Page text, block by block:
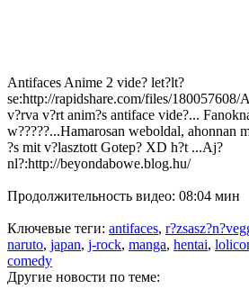
Antifaces Anime 2 vide? let?lt?
se:http://rapidshare.com/files/
v?rva v?rt anim?s antiface vide?...
w?????...Hamarosan weboldal, ahonnan
?s mit v?lasztott Gotep? XD h?t ...Aj?
nl?:http://beyondabowe.blog.hu/
Продолжительность видео: 08:04 мин
Ключевые теги: antifaces,
naruto, japan, j-rock, manga, hentai,
comedy
Другие новости по теме: